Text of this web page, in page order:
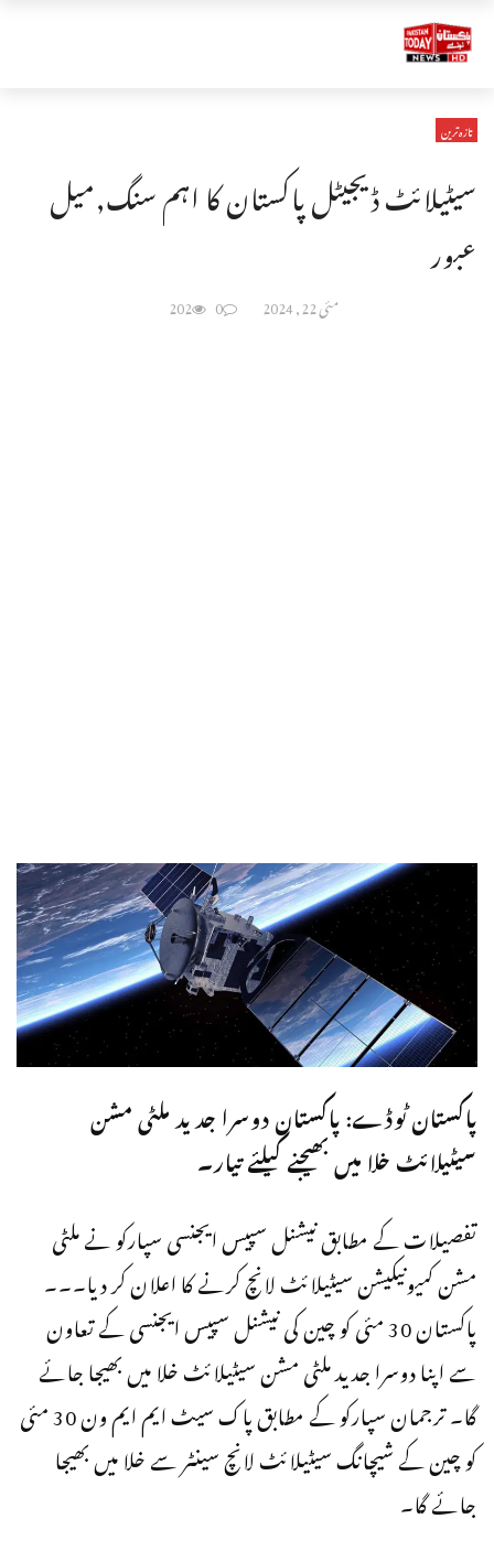
تازہ ترین
سیٹیلائٹ ڈیجیٹل پاکستان کا اہم سنگ,میل
عبور
مئی 22, 2024 0
202
پاکستان ٹوڈے: پاکستان دوسرا جدید ملٹی مشن
سیٹیلائٹ خلا میں بھیجنے کیلئے تیار۔
تفصیلات کے مطابق نیشنل سپیس ایجنسی سپارکو نے ملٹی
مشن کمیونیکیشن سیٹیلائٹ لانچ کرنے کا اعلان کر دیا۔۔۔
پاکستان 30 مئی کو چین کی نیشنل سپیس ایجنسی کے تعاون
سے اپنا دوسرا جدید ملٹی مشن سیٹیلائٹ خلا میں بھیجا جائے
گا۔ ترجمان سپارکو کے مطابق پاک سیٹ ایم ایم ون 30 مئی
کو چین کے شیچانگ سیٹیلائٹ لانچ سینٹر سے خلا میں بھیجا
جائے گا۔